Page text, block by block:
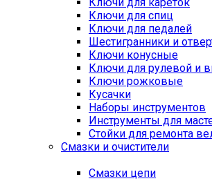
Ключи для спиц
Ключи для педалей
Шестигранники и
Ключи конусные
Ключи для рулевой и
Ключи рожковые
Кусачки
Наборы инструментов
Инструменты для
Стойки для ремонта
Смазки и очистители
Смазки цепи